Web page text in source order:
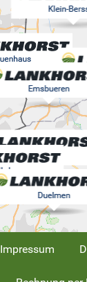
Impressum